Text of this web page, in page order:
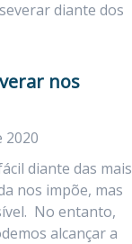
nos
2020
diante das mais
nos impõe, mas
No entanto,
alcançar a